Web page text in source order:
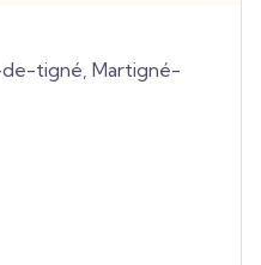
tigné, Martigné-